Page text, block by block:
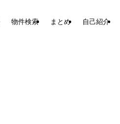
物件検索 まとめ 自己紹介